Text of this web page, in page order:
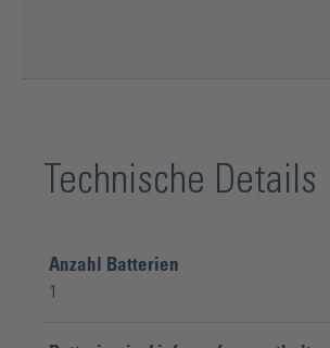
Technische Details
Anzahl Batterien
1